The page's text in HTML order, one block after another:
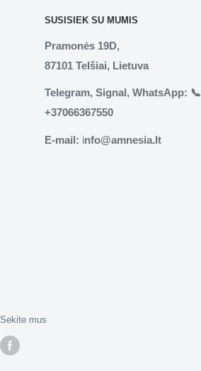
SUSISIEK SU MUMIS
Pramonės 19D,
87101 Telšiai, Lietuva
Telegram, Signal, WhatsApp: 📞
+37066367550
E-mail: info@amnesia.lt
Sekite mus